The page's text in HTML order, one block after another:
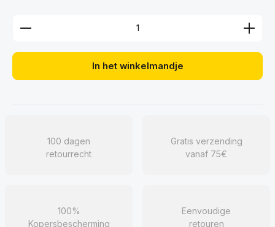
Producthoeveelheid: Voer de gewenste
In het winkelmandje
100 dagen
retourrecht
Gratis verzending
vanaf 75€
100%
Kopersbescherming
Eenvoudige
retouren